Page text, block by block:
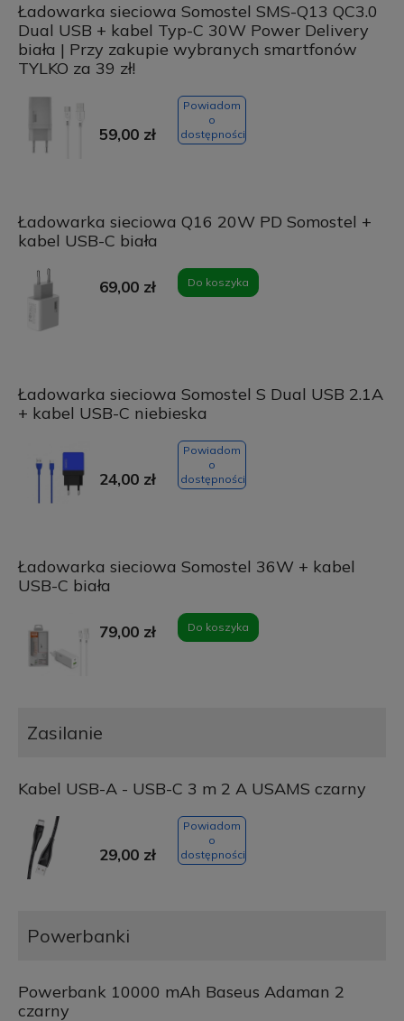
Ładowarka sieciowa Somostel SMS-Q13 QC3.0
Dual USB + kabel Typ-C 30W Power Delivery
biała | Przy zakupie wybranych smartfonów
TYLKO za 39 zł!
59,00 zł
Powiadom
o
dostępności
Ładowarka sieciowa Q16 20W PD Somostel +
kabel USB-C biała
69,00 zł Do koszyka
Ładowarka sieciowa Somostel S Dual USB 2.1A
+ kabel USB-C niebieska
24,00 zł
Powiadom
o
dostępności
Ładowarka sieciowa Somostel 36W + kabel
USB-C biała
79,00 zł Do koszyka
Zasilanie
Kabel USB-A - USB-C 3 m 2 A USAMS czarny
29,00 zł
Powiadom
o
dostępności
Powerbanki
Powerbank 10000 mAh Baseus Adaman 2
czarny